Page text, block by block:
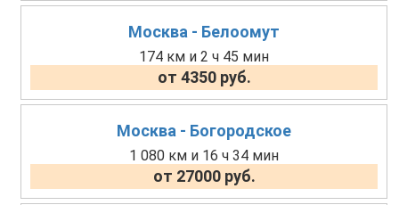
Москва - Белоомут
174 км и 2 ч 45 мин
от 4350 руб.
Москва - Богородское
1 080 км и 16 ч 34 мин
от 27000 руб.